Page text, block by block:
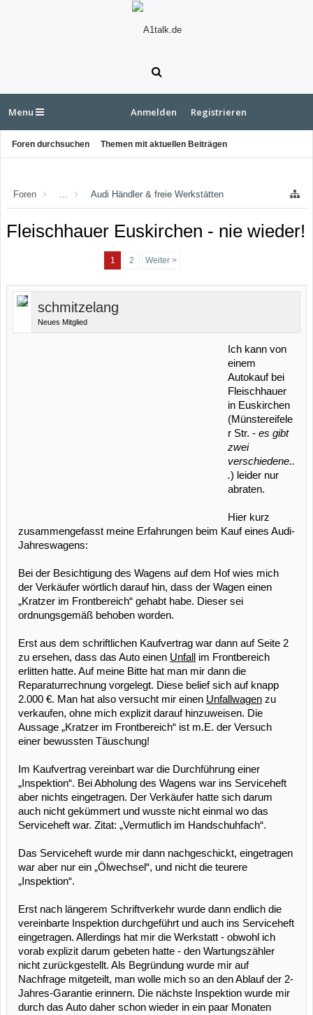
Menu
Foren durchsuchen Themen mit aktuellen Beiträgen
Anmelden Registrieren
Foren ... Audi Händler & freie Werkstätten
Fleischhauer Euskirchen - nie wieder!
1 2 Weiter >
schmitzelang
Neues Mitglied
Ich kann von
einem
Autokauf bei
Fleischhauer
in Euskirchen
(Münstereifele
r Str. - es gibt
zwei
verschiedene..
.) leider nur
abraten.
Hier kurz
zusammengefasst meine Erfahrungen beim Kauf eines Audi-
Jahreswagens:
Bei der Besichtigung des Wagens auf dem Hof wies mich
der Verkäufer wörtlich darauf hin, dass der Wagen einen
„Kratzer im Frontbereich“ gehabt habe. Dieser sei
ordnungsgemäß behoben worden.
Erst aus dem schriftlichen Kaufvertrag war dann auf Seite 2
zu ersehen, dass das Auto einen Unfall
im Frontbereich
erlitten hatte. Auf meine Bitte hat man mir dann die
Reparaturrechnung vorgelegt. Diese belief sich auf knapp
2.000 €. Man hat also versucht mir einen Unfallwagen zu
verkaufen, ohne mich explizit darauf hinzuweisen. Die
Aussage „Kratzer im Frontbereich“ ist m.E. der Versuch
einer bewussten Täuschung!
Im Kaufvertrag vereinbart war die Durchführung einer
„Inspektion“. Bei Abholung des Wagens war ins Serviceheft
aber nichts eingetragen. Der Verkäufer hatte sich darum
auch nicht gekümmert und wusste nicht einmal wo das
Serviceheft war. Zitat: „Vermutlich im Handschuhfach“.
Das Serviceheft wurde mir dann nachgeschickt, eingetragen
war aber nur ein „Ölwechsel“, und nicht die teurere
„Inspektion“.
Erst nach längerem Schriftverkehr wurde dann endlich die
vereinbarte Inspektion durchgeführt und auch ins Serviceheft
eingetragen. Allerdings hat mir die Werkstatt - obwohl ich
vorab explizit darum gebeten hatte - den Wartungszähler
nicht zurückgestellt. Als Begründung wurde mir auf
Nachfrage mitgeteilt, man wolle mich so an den Ablauf der 2-
Jahres-Garantie erinnern. Die nächste Inspektion wurde mir
durch das Auto daher schon wieder in ein paar Monaten